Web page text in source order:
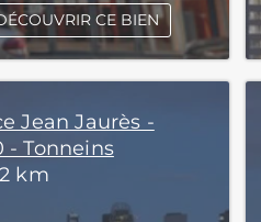
CE BIEN
Jean Jaurès -
- Tonneins
km